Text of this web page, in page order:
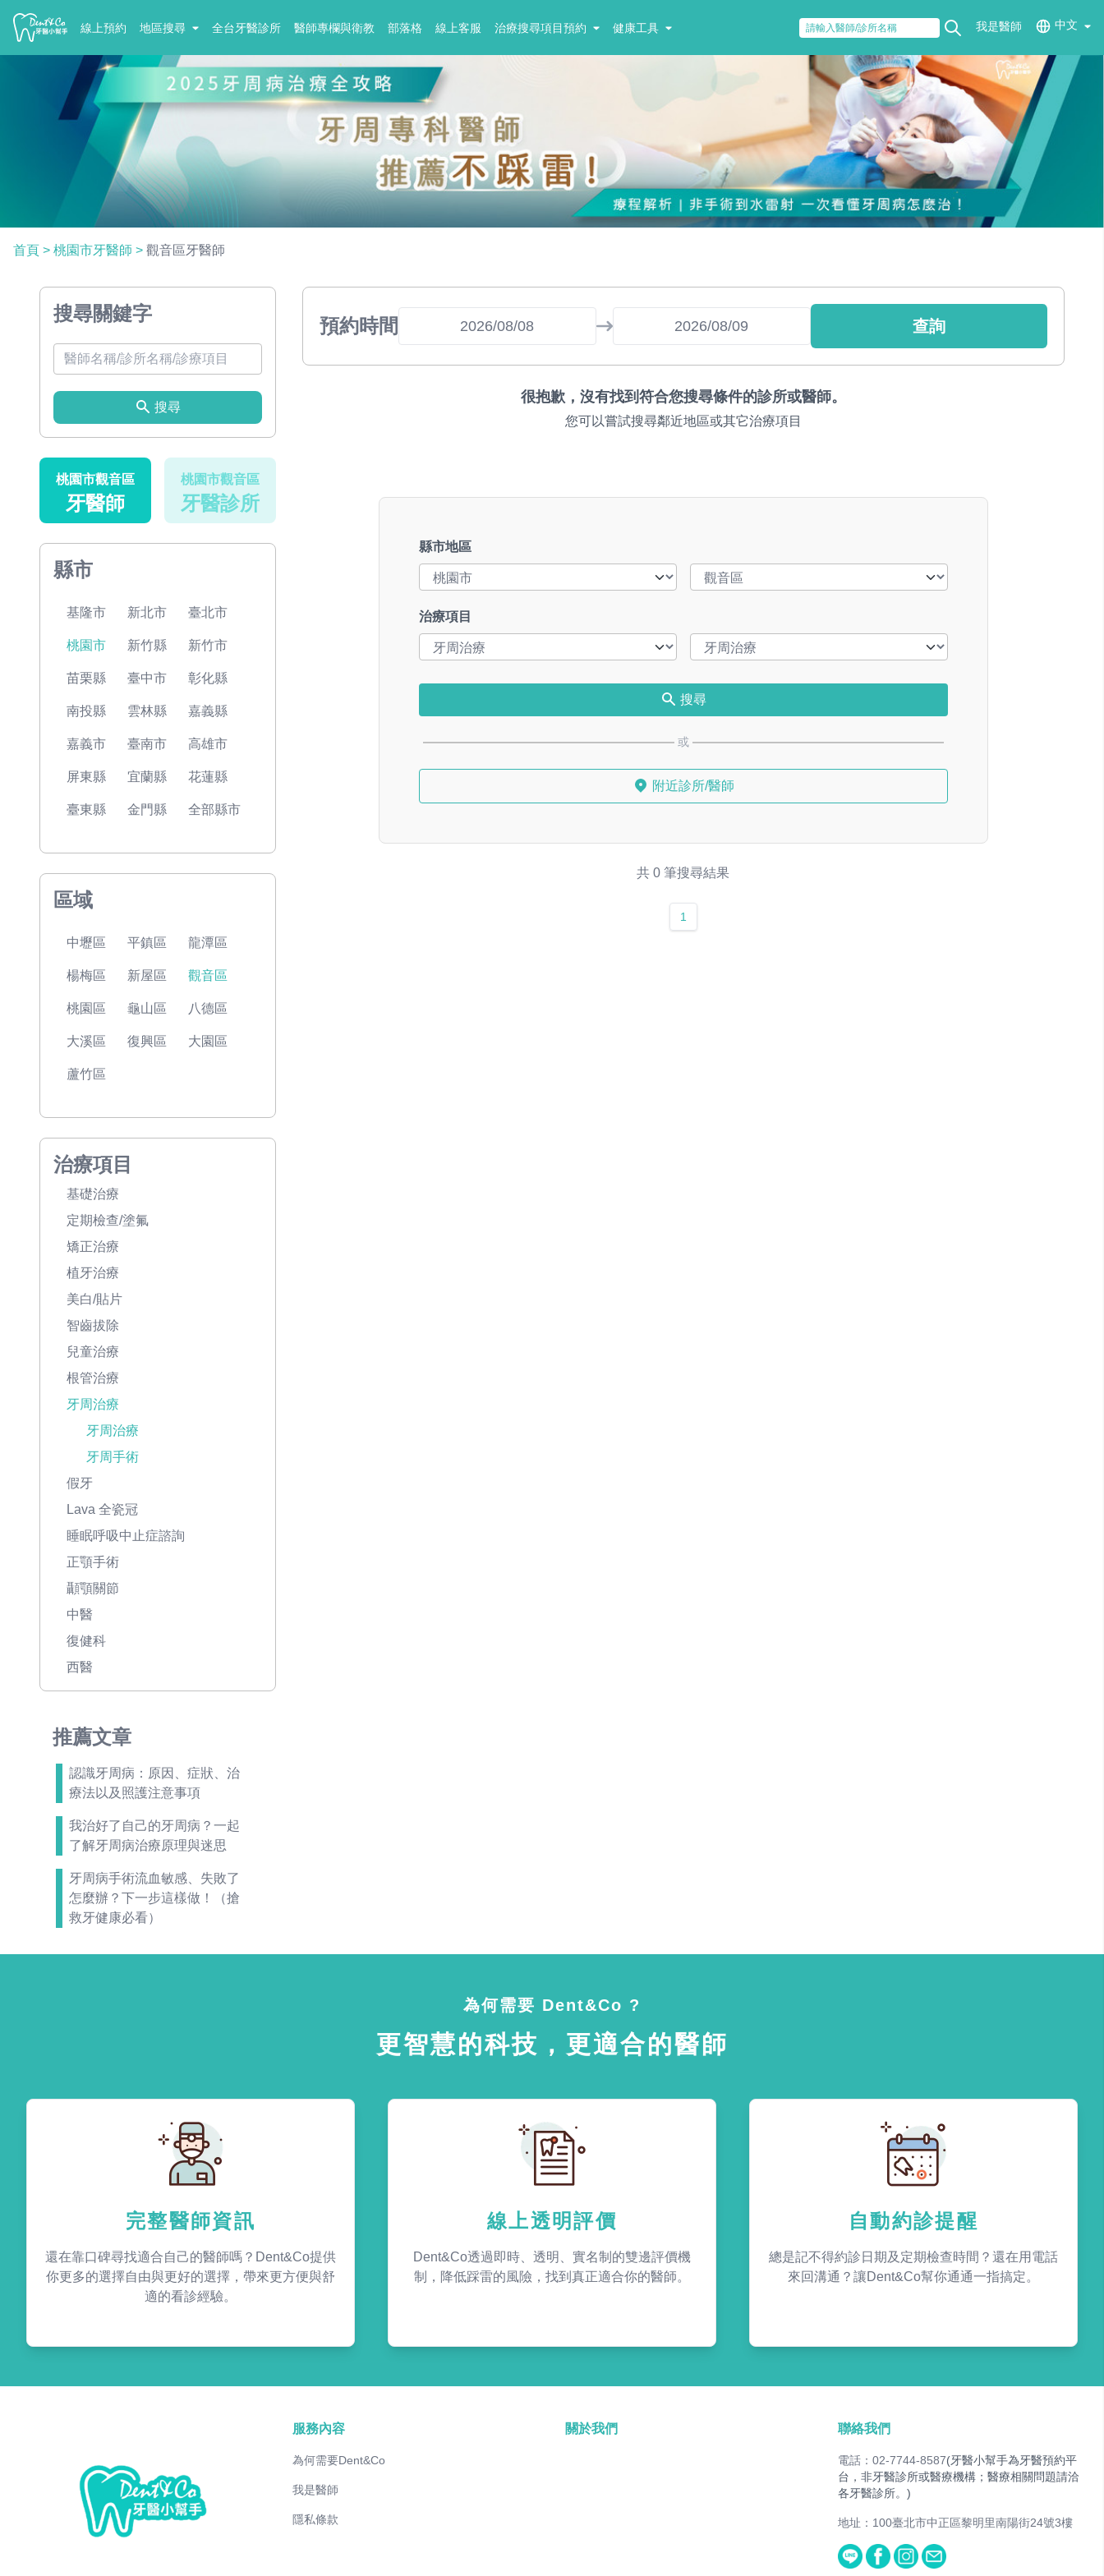
線上預約 地區搜尋 全台牙醫診所 醫師專欄與衛教 部落格 線上客服 治療搜尋項目預約 健康工具 我是醫師 中文
首頁 > 桃園市牙醫師 > 觀音區牙醫師
搜尋關鍵字
搜尋
桃園市觀音區
牙醫師
桃園市觀音區
牙醫診所
縣市
基隆市 新北市 臺北市
桃園市 新竹縣 新竹市
苗栗縣 臺中市 彰化縣
南投縣 雲林縣 嘉義縣
嘉義市 臺南市 高雄市
屏東縣 宜蘭縣 花蓮縣
臺東縣 金門縣 全部縣市
區域
中壢區 平鎮區 龍潭區
楊梅區 新屋區 觀音區
桃園區 龜山區 八德區
大溪區 復興區 大園區
蘆竹區
治療項目
基礎治療
定期檢查/塗氟
矯正治療
植牙治療
美白/貼片
智齒拔除
兒童治療
根管治療
牙周治療
牙周治療
牙周手術
假牙
Lava 全瓷冠
睡眠呼吸中止症諮詢
正顎手術
顳顎關節
中醫
復健科
西醫
推薦文章
認識牙周病：原因、症狀、治
療法以及照護注意事項
我治好了自己的牙周病？一起
了解牙周病治療原理與迷思
牙周病手術流血敏感、失敗了
怎麼辦？下一步這樣做！（搶
救牙健康必看）
預約時間 查詢
很抱歉，沒有找到符合您搜尋條件的診所或醫師。
您可以嘗試搜尋鄰近地區或其它治療項目
縣市地區
治療項目
搜尋
或
附近診所/醫師
共 0 筆搜尋結果
1
為何需要 Dent&Co ?
更智慧的科技，更適合的醫師
完整醫師資訊
還在靠口碑尋找適合自己的醫師嗎？Dent&Co提供
你更多的選擇自由與更好的選擇，帶來更方便與舒
適的看診經驗。
線上透明評價
Dent&Co透過即時、透明、實名制的雙邊評價機
制，降低踩雷的風險，找到真正適合你的醫師。
自動約診提醒
總是記不得約診日期及定期檢查時間？還在用電話
來回溝通？讓Dent&Co幫你通通一指搞定。
服務內容
為何需要Dent&Co
我是醫師
隱私條款
關於我們 聯絡我們
電話：02-7744-8587(牙醫小幫手為牙醫預約平
台，非牙醫診所或醫療機構；醫療相關問題請洽
各牙醫診所。)
地址：100臺北市中正區黎明里南陽街24號3樓